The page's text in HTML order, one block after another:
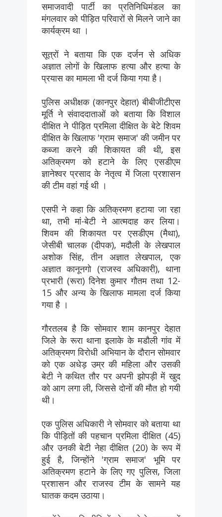
समाजवादी पार्टी का प्रतिनिधिमंडल का
मंगलवार को पीड़ित परिवारों से मिलने जाने का
कार्यक्रम था ।
सूत्रों ने बताया कि एक दर्जन से अधिक
अज्ञात लोगों के खिलाफ हत्या और हत्या के
प्रयास का मामला भी दर्ज किया गया है।
पुलिस अधीक्षक (कानपुर देहात) बीबीजीटीएस
मूर्ति ने संवाददाताओं को बताया कि विशाल
दीक्षित ने पीड़ित प्रमिला दीक्षित के बेटे शिवम
दीक्षित के खिलाफ 'ग्राम समाज' की जमीन पर
कब्जा करने की शिकायत की थी, इस
अतिक्रमण को हटाने के लिए एसडीएम
ज्ञानेश्वर प्रसाद के नेतृत्व में जिला प्रशासन
की टीम वहां गई थी ।
एसपी ने कहा कि अतिक्रमण हटाया जा रहा
था, तभी मां-बेटी ने आत्मदाह कर लिया।
शिवम की शिकायत पर एसडीएम (मैथा),
जेसीबी चालक (दीपक), मदौली के लेखपाल
अशोक सिंह, तीन अज्ञात लेखपाल, एक
अज्ञात कानूनगो (राजस्व अधिकारी), थाना
प्रभारी (रूरा) दिनेश कुमार गौतम तथा 12-
15 और अन्य के खिलाफ मामला दर्ज किया
गया है ।
गौरतलब है कि सोमवार शाम कानपुर देहात
जिले के रूरा थाना इलाके के मडौली गांव में
अतिक्रमण विरोधी अभियान के दौरान सोमवार
को एक अधेड़ उम्र की महिला और उसकी
बेटी ने कथित तौर पर अपनी झोपड़ी में खुद
को आग लगा ली, जिससे दोनों की मौत हो गयी
थी।
एक पुलिस अधिकारी ने सोमवार को बताया था
कि पीड़ितों की पहचान प्रमिला दीक्षित (45)
और उनकी बेटी नेहा दीक्षित (20) के रूप में
हुई है, जिन्होंने 'ग्राम समाज' भूमि पर
अतिक्रमण हटाने के लिए गए पुलिस, जिला
प्रशासन और राजस्व टीम के सामने यह
घातक कदम उठाया।